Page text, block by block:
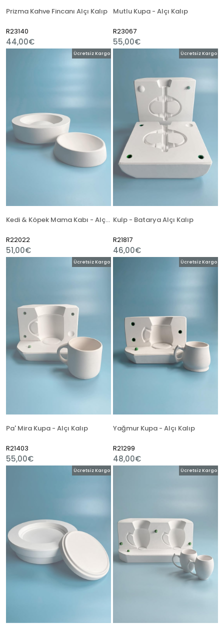
Prizma Kahve Fincanı Alçı Kalıp
R23140
44,00€
Mutlu Kupa - Alçı Kalıp
R23067
55,00€
Kedi & Köpek Mama Kabı - Alçı Kalıp
R22022
51,00€
Ücretsiz Kargo
Kulp - Batarya Alçı Kalıp
R21817
46,00€
Ücretsiz Kargo
Pa' Mira Kupa - Alçı Kalıp
R21403
55,00€
Ücretsiz Kargo
Yağmur Kupa - Alçı Kalıp
R21299
48,00€
Ücretsiz Kargo
Ücretsiz Kargo Ücretsiz Kargo